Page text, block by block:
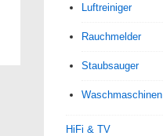
Luftreiniger
Rauchmelder
Staubsauger
Waschmaschinen
HiFi & TV